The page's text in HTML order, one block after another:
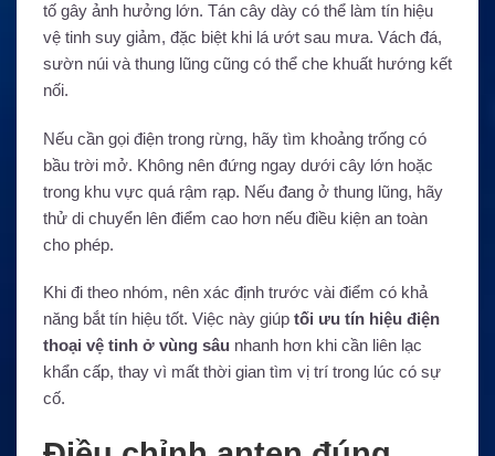
tố gây ảnh hưởng lớn. Tán cây dày có thể làm tín hiệu
vệ tinh suy giảm, đặc biệt khi lá ướt sau mưa. Vách đá,
sườn núi và thung lũng cũng có thể che khuất hướng kết
nối.
Nếu cần gọi điện trong rừng, hãy tìm khoảng trống có
bầu trời mở. Không nên đứng ngay dưới cây lớn hoặc
trong khu vực quá rậm rạp. Nếu đang ở thung lũng, hãy
thử di chuyển lên điểm cao hơn nếu điều kiện an toàn
cho phép.
Khi đi theo nhóm, nên xác định trước vài điểm có khả
năng bắt tín hiệu tốt. Việc này giúp tối ưu tín hiệu điện
thoại vệ tinh ở vùng sâu nhanh hơn khi cần liên lạc
khẩn cấp, thay vì mất thời gian tìm vị trí trong lúc có sự
cố.